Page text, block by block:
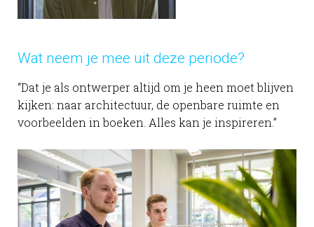
Wat neem je mee uit deze periode?
“Dat je als ontwerper altijd om je heen moet blijven
kijken: naar architectuur, de openbare ruimte en
voorbeelden in boeken. Alles kan je inspireren.”